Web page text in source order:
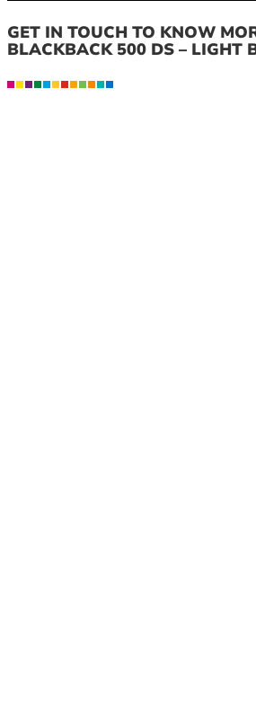
GET IN TOUCH TO KNOW
BLACKBACK 500 DS – LIGHT